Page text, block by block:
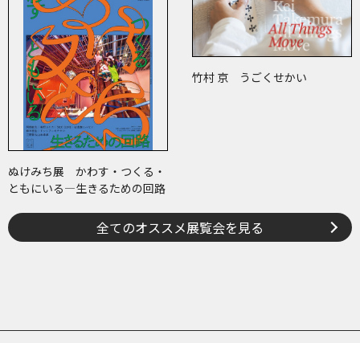
ぬけみち展 かわす・つくる・
ともにいる―生きるための回路
竹村 京 うごくせかい
全てのオススメ展覧会を見る